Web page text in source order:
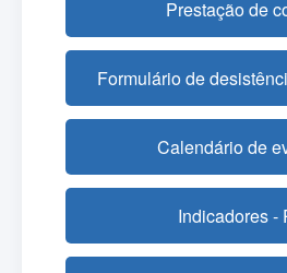
Prestação de
Formulário de
Calendário de
Indicadores -